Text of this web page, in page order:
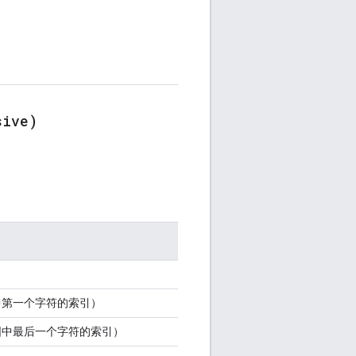
一个字符的索引）
最后一个字符的索引）